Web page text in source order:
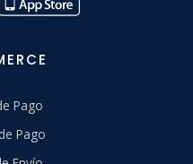
Pago
Pago